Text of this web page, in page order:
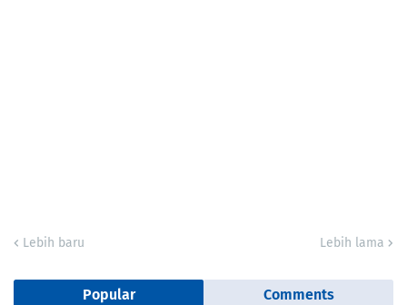
Lebih baru Lebih lama
Popular Comments